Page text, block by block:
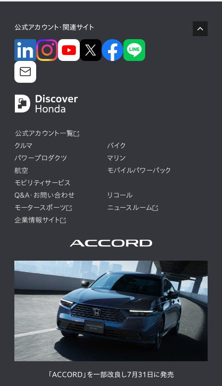
公式アカウント・関連サイト
公式アカウント一覧
クルマ
バイク
パワープロダクツ
マリン
航空
モバイルパワーパック
モビリティサービス
Q&A・お問い合わせ
リコール
モータースポーツ
ニュースルーム
企業情報サイト
「ACCORD」を一部改良し7月31日に発売